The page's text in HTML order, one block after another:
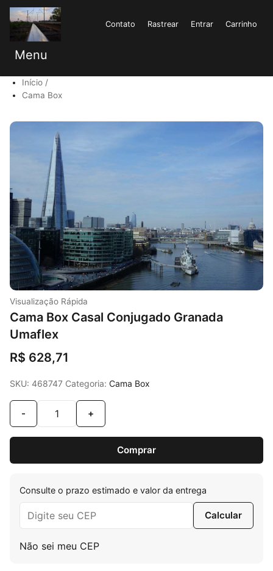
Contato Rastrear Entrar Carrinho
Menu
Início
Cama Box
Visualização Rápida
Cama Box Casal Conjugado Granada
Umaflex
R$ 628,71
SKU: 468747 Categoria: Cama Box
- +
Comprar
Consulte o prazo estimado e valor da entrega
Calcular
Não sei meu CEP